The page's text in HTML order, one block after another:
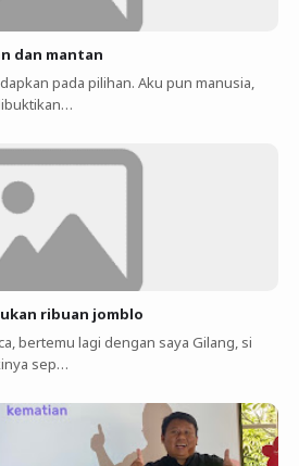
dan mantan
pada pilihan. Aku pun manusia,
ribuan jomblo
bertemu lagi dengan saya Gilang, si
sep…